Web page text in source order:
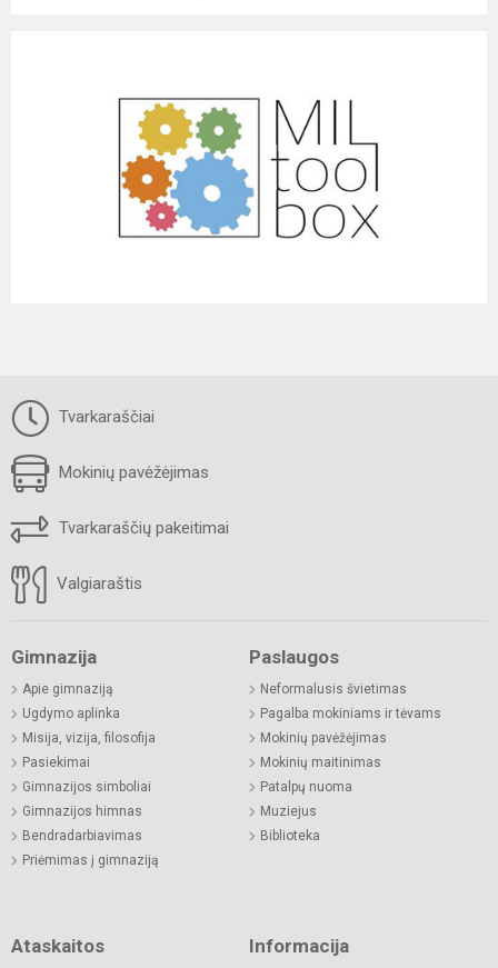
Tvarkaraščiai
Mokinių pavėžėjimas
Tvarkaraščių pakeitimai
Valgiaraštis
Gimnazija
Apie gimnaziją
Ugdymo aplinka
Misija, vizija, filosofija
Pasiekimai
Gimnazijos simboliai
Gimnazijos himnas
Bendradarbiavimas
Priėmimas į gimnaziją
Paslaugos
Neformalusis švietimas
Pagalba mokiniams ir tėvams
Mokinių pavėžėjimas
Mokinių maitinimas
Patalpų nuoma
Muziejus
Biblioteka
Ataskaitos Informacija